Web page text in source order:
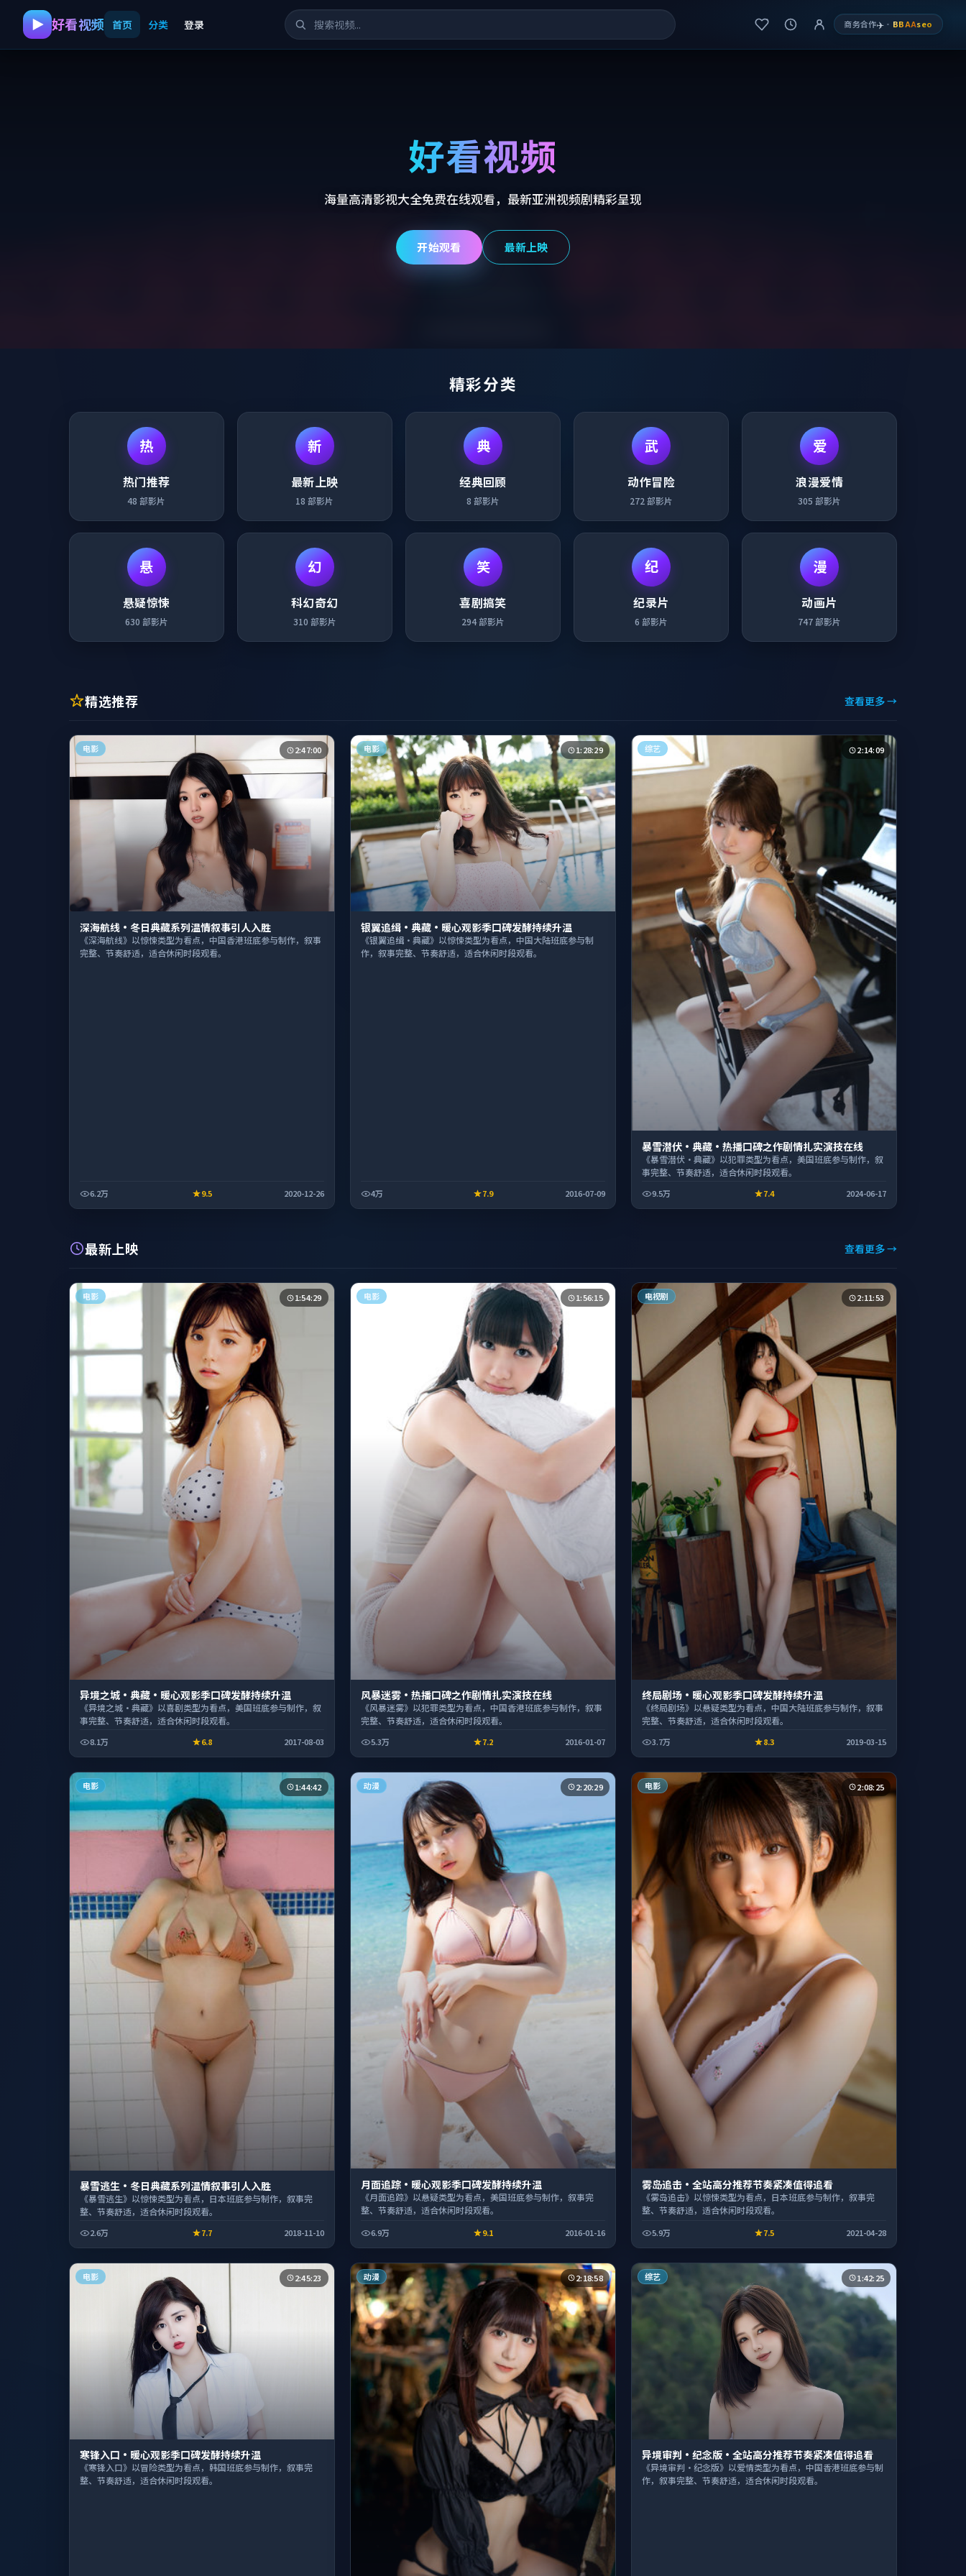
好看视频 首页 分类 登录 商务合作✈️ · BBAAseo
好看视频
海量高清影视大全免费在线观看，最新亚洲视频剧精彩呈现
开始观看 最新上映
精彩分类
热
热门推荐
48 部影片
新
最新上映
18 部影片
典
经典回顾
8 部影片
武
动作冒险
272 部影片
爱
浪漫爱情
305 部影片
悬
悬疑惊悚
630 部影片
幻
科幻奇幻
310 部影片
笑
喜剧搞笑
294部影片
纪
纪录片
6 部影片
漫
动画片
747部影片
精选推荐 查看更多 →
电影 2:47:00
深海航线·冬日典藏系列温情叙事引人入胜
《深海航线》以惊悚类型为看点，中国香港班底参与制作，叙事
完整、节奏舒适，适合休闲时段观看。
6.2万 9.5 2020-12-26
电影 1:28:29
银翼追缉·典藏·暖心观影季口碑发酵持续升温
《银翼追缉·典藏》以惊悚类型为看点，中国大陆班底参与制
作，叙事完整、节奏舒适，适合休闲时段观看。
4万 7.9 2016-07-09
综艺 2:14:09
暴雪潜伏·典藏·热播口碑之作剧情扎实演技在线
《暴雪潜伏·典藏》以犯罪类型为看点，美国班底参与制作，叙
事完整、节奏舒适，适合休闲时段观看。
9.5万 7.4 2024-06-17
最新上映 查看更多 →
电影 1:54:29
异境之城·典藏·暖心观影季口碑发酵持续升温
《异境之城·典藏》以喜剧类型为看点，美国班底参与制作，叙
事完整、节奏舒适，适合休闲时段观看。
8.1万 6.8 2017-08-03
电影 1:56:15
风暴迷雾·热播口碑之作剧情扎实演技在线
《风暴迷雾》以犯罪类型为看点，中国香港班底参与制作，叙事
完整、节奏舒适，适合休闲时段观看。
5.3万 7.2 2016-01-07
电视剧 2:11:53
终局剧场·暖心观影季口碑发酵持续升温
《终局剧场》以悬疑类型为看点，中国大陆班底参与制作，叙事
完整、节奏舒适，适合休闲时段观看。
3.7万 8.3 2019-03-15
电影 1:44:42
暴雪逃生·冬日典藏系列温情叙事引人入胜
《暴雪逃生》以惊悚类型为看点，日本班底参与制作，叙事完
整、节奏舒适，适合休闲时段观看。
2.6万 7.7 2018-11-10
动漫 2:20:29
月面追踪·暖心观影季口碑发酵持续升温
《月面追踪》以悬疑类型为看点，美国班底参与制作，叙事完
整、节奏舒适，适合休闲时段观看。
6.9万 9.1 2016-01-16
电影 2:08:25
雾岛追击·全站高分推荐节奏紧凑值得追看
《雾岛追击》以惊悚类型为看点，日本班底参与制作，叙事完
整、节奏舒适，适合休闲时段观看。
5.9万 7.5 2021-04-28
电影 2:45:23
寒锋入口·暖心观影季口碑发酵持续升温
《寒锋入口》以冒险类型为看点，韩国班底参与制作，叙事完
整、节奏舒适，适合休闲时段观看。
动漫 2:18:58 综艺 1:42:25
异境审判·纪念版·全站高分推荐节奏紧凑值得追看
《异境审判·纪念版》以爱情类型为看点，中国香港班底参与制
作，叙事完整、节奏舒适，适合休闲时段观看。